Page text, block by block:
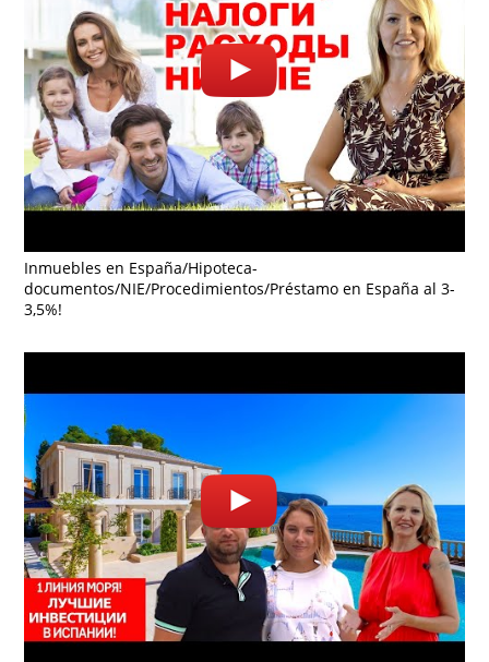
Inmuebles en España/Hipoteca-
documentos/NIE/Procedimientos/Préstamo en España al 3-
3,5%!